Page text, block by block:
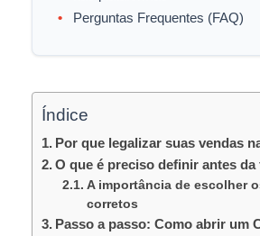
Perguntas Frequentes (FAQ)
Índice
Por que legalizar suas vendas
O que é preciso definir antes
A importância de escolher
corretos
Passo a passo: Como abrir um